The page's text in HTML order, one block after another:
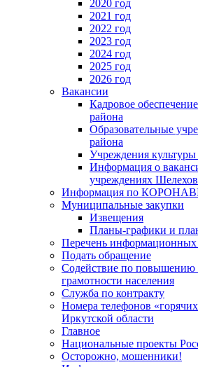
2020 год
2021 год
2022 год
2023 год
2024 год
2025 год
2026 год
Вакансии
Кадровое
района
Образовательные
района
Учреждения
Информация о
учреждениях
Информация по
Муниципальные закупки
Извещения
Планы-графики и
Перечень информационных
Подать обращение
Содействие по повышению
грамотности населения
Служба по контракту
Номера телефонов
Иркутской области
Главное
Национальные проекты
Осторожно, мошенники!